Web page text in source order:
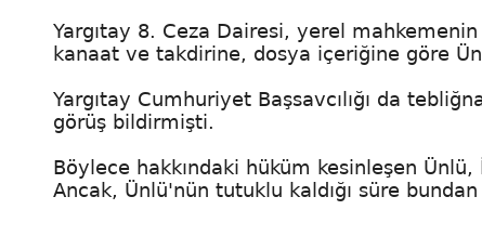
Yargıtay 8. Ceza Dairesi, yerel
kanaat ve takdirine, dosya içeriğine göre
Yargıtay Cumhuriyet Başsavcılığı da
görüş bildirmişti.
Böylece hakkındaki hüküm kesinleşen
Ancak, Ünlü'nün tutuklu kaldığı süre